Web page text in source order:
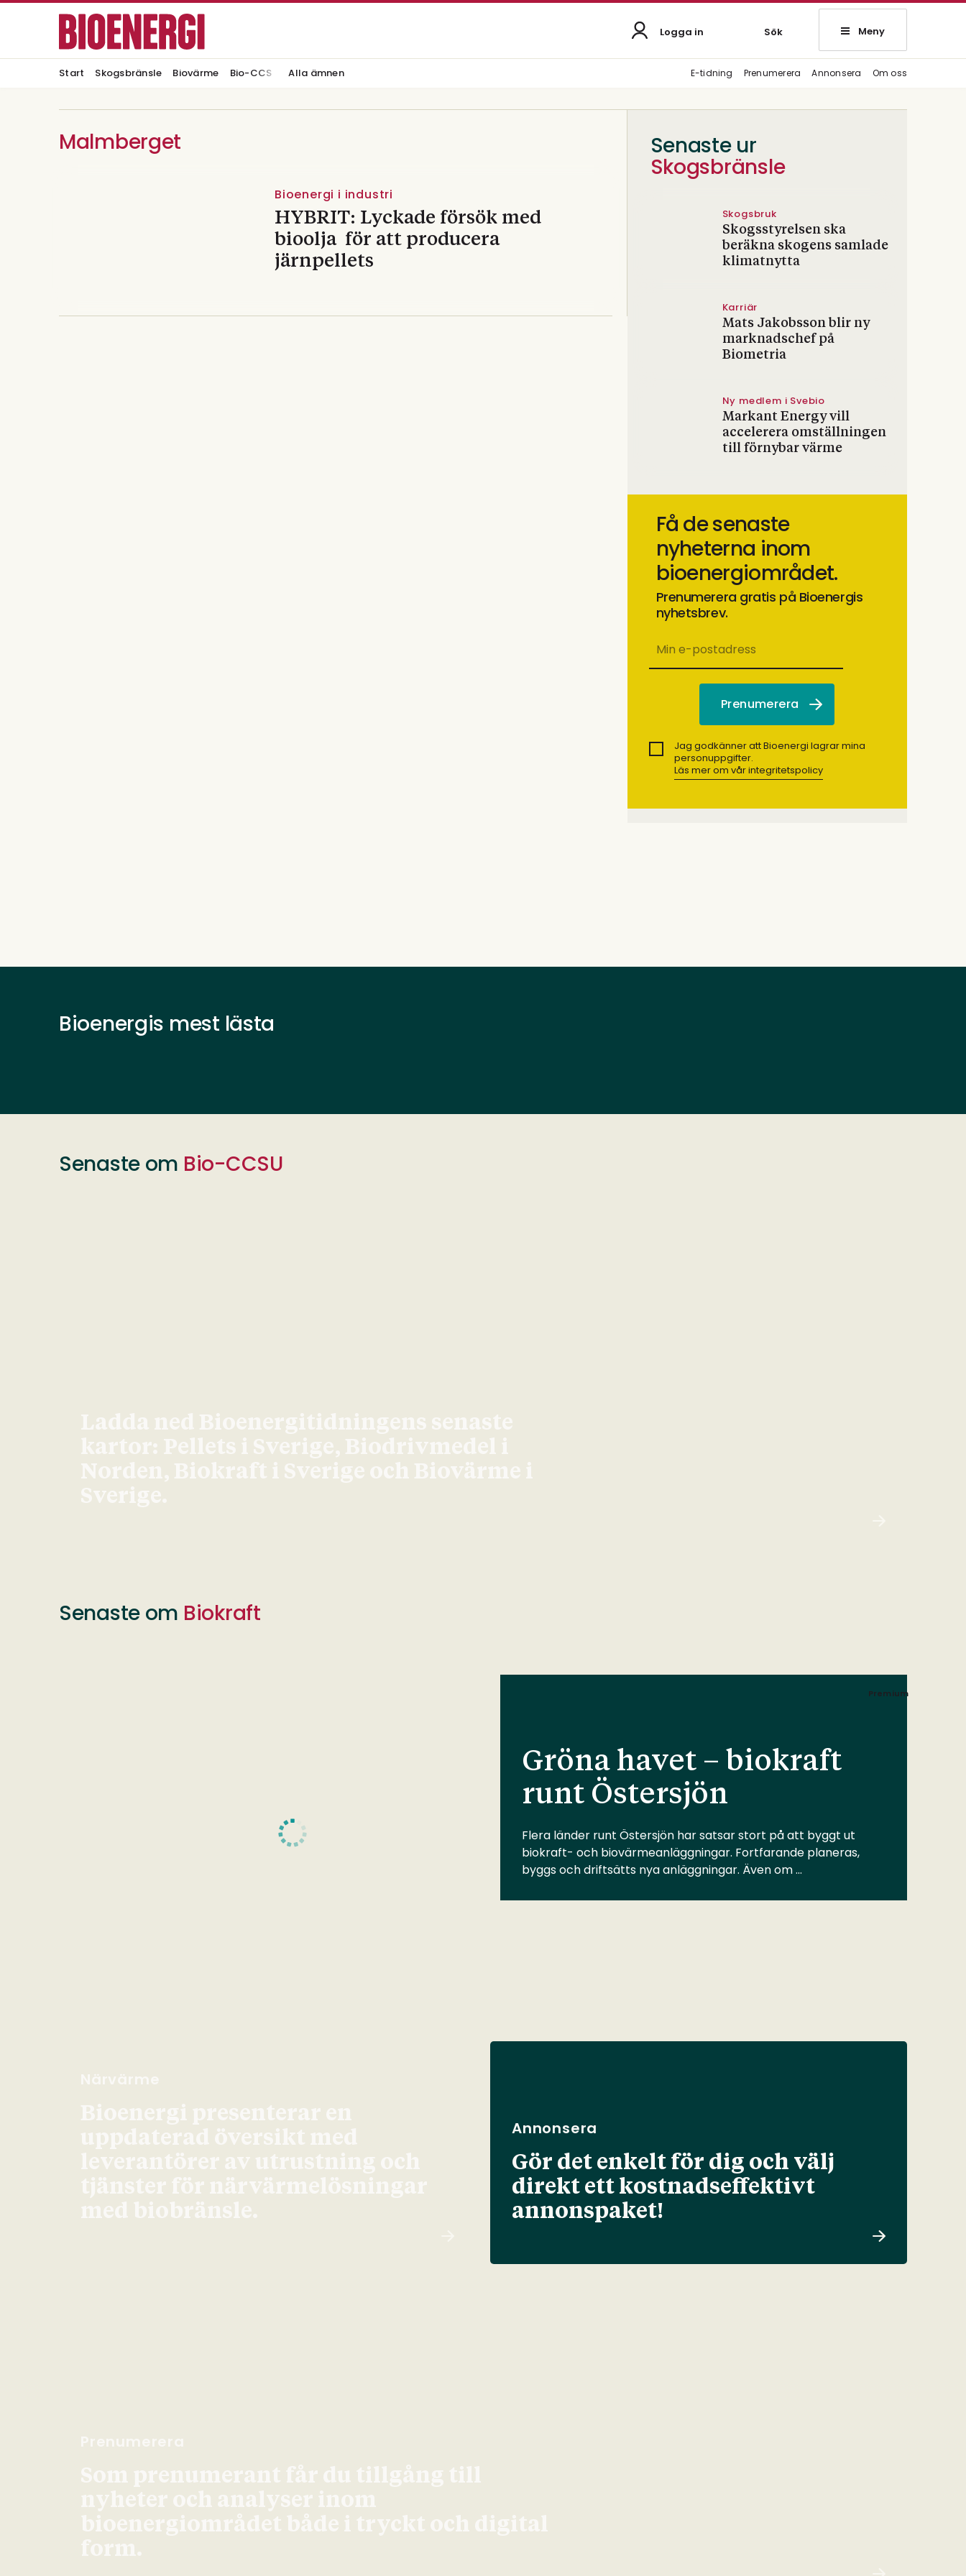
Logga in Sök Meny
Start Skogsbränsle Biovärme Bio-CCS Alla ämnen E-tidning Prenumerera Annonsera Om oss
Malmberget
Bioenergi i industri
HYBRIT: Lyckade försök med
bioolja för att producera
järnpellets
Senaste ur
Skogsbränsle
Skogsbruk
Skogsstyrelsen ska
beräkna skogens samlade
klimatnytta
Karriär
Mats Jakobsson blir ny
marknadschef på
Biometria
Ny medlem i Svebio
Markant Energy vill
accelerera omställningen
till förnybar värme
Få de senaste
nyheterna inom
bioenergiområdet.
Prenumerera gratis på Bioenergis
nyhetsbrev.
Jag godkänner att Bioenergi lagrar mina
personuppgifter.
Läs mer om vår integritetspolicy
Bioenergis mest lästa
Senaste om Bio-CCSU
Ladda ned Bioenergitidningens senaste
kartor: Pellets i Sverige, Biodrivmedel i
Norden, Biokraft i Sverige och Biovärme i
Sverige.
Senaste om Biokraft
Premium
Gröna havet – biokraft
runt Östersjön
Flera länder runt Östersjön har satsar stort på att byggt ut
biokraft- och biovärmeanläggningar. Fortfarande planeras,
byggs och driftsätts nya anläggningar. Även om …
Närvärme
Bioenergi presenterar en
uppdaterad översikt med
leverantörer av utrustning och
tjänster för närvärmelösningar
med biobränsle.
Annonsera
Gör det enkelt för dig och välj
direkt ett kostnadseffektivt
annonspaket!
Prenumerera
Som prenumerant får du tillgång till
nyheter och analyser inom
bioenergiområdet både i tryckt och digital
form.